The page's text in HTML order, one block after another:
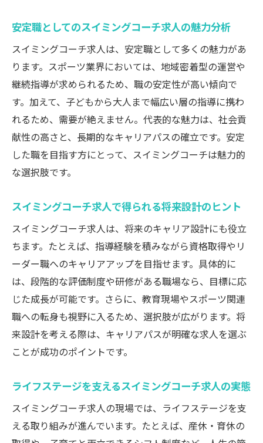
働き方多様化時代に注目の支援制度とは
スイミングコーチ求人で注目される育児支
援制度
働き方改革が進むスイミングコーチ求人の
現状
柔軟な勤務体系が魅力のスイミングコーチ
求人
副業や時短も可能なスイミングコーチ求人
の実例
チ求人の支援
多様なニーズに応えるスイミングコーチ求
人の工夫
スイミングコーチ求人で年収を上げる秘訣
スイミングコーチ求人で収入アップを目指
す方法
年収相場を知りスイミングコーチ求人を選
ぶコツ
と経験
資格取得が年収アップにつながるスイミン
グコーチ求人
実力主義のスイミングコーチ求人での収入
安定職としてのスイミングコーチ求人の魅力分析
スイミングコーチ求人は、安定職として多くの魅力があ
ります。スポーツ業界においては、地域密着型の運営や
継続指導が求められるため、職の安定性が高い傾向で
す。加えて、子どもから大人まで幅広い層の指導に携わ
れるため、需要が絶えません。代表的な魅力は、社会貢
献性の高さと、長期的なキャリアパスの確立です。安定
した職を目指す方にとって、スイミングコーチは魅力的
な選択肢です。
スイミングコーチ求人で得られる将来設計のヒント
スイミングコーチ求人は、将来のキャリア設計にも役立
ちます。たとえば、指導経験を積みながら資格取得やリ
ーダー職へのキャリアアップを目指せます。具体的に
は、段階的な評価制度や研修がある職場なら、目標に応
じた成長が可能です。さらに、教育現場やスポーツ関連
職への転身も視野に入るため、選択肢が広がります。将
来設計を考える際は、キャリアパスが明確な求人を選ぶ
ことが成功のポイントです。
ライフステージを支えるスイミングコーチ求人の実態
スイミングコーチ求人の現場では、ライフステージを支
える取り組みが進んでいます。たとえば、産休・育休の